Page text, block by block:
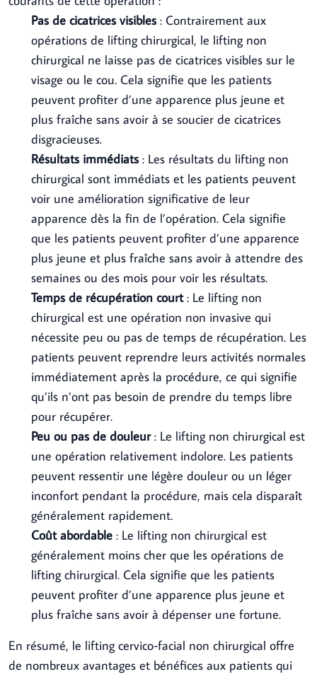
Pas de cicatrices visibles : Contrairement aux
opérations de lifting chirurgical, le lifting non
chirurgical ne laisse pas de cicatrices visibles sur le
visage ou le cou. Cela signifie que les patients
peuvent profiter d’une apparence plus jeune et
plus fraîche sans avoir à se soucier de cicatrices
disgracieuses.
Résultats immédiats : Les résultats du lifting non
chirurgical sont immédiats et les patients peuvent
voir une amélioration significative de leur
apparence dès la fin de l’opération. Cela signifie
que les patients peuvent profiter d’une apparence
plus jeune et plus fraîche sans avoir à attendre des
semaines ou des mois pour voir les résultats.
Temps de récupération court: Le lifting non
chirurgical est une opération non invasive qui
nécessite peu ou pas de temps de récupération. Les
patients peuvent reprendre leurs activités normales
immédiatement après la procédure, ce qui signifie
qu’ils n’ont pas besoin de prendre du temps libre
pour récupérer.
Peu ou pas de douleur: Le lifting non chirurgical est
une opération relativement indolore. Les patients
peuvent ressentir une légère douleur ou un léger
inconfort pendant la procédure, mais cela disparaît
généralement rapidement.
Coût abordable : Le lifting non chirurgical est
généralement moins cher que les opérations de
lifting chirurgical. Cela signifie que les patients
peuvent profiter d’une apparence plus jeune et
plus fraîche sans avoir à dépenser une fortune.
En résumé, le lifting cervico-facial non chirurgical offre
de nombreux avantages et bénéfices aux patients qui